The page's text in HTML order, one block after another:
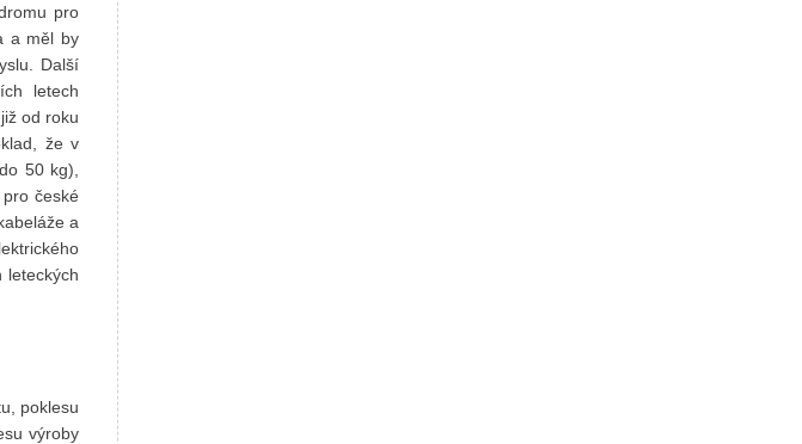
pro
a měl by
Další
letech
od roku
že v
50 kg),
české
a
leteckých
poklesu
výroby